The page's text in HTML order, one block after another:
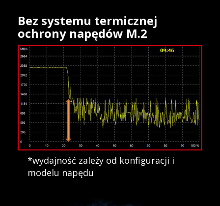
Bez systemu termicznej
ochrony napędów M.2
*wydajność zależy od konfiguracji i
modelu napędu